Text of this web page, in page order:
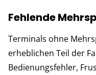
Fehlende
Terminals ohne
erheblichen Teil der
Bedienungsfehler,